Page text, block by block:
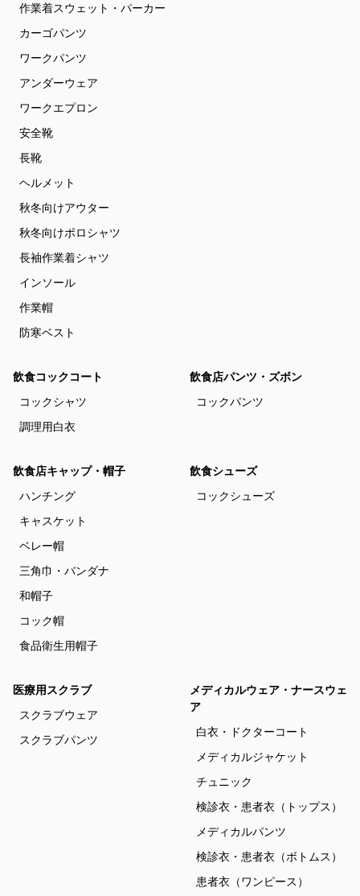
作業着スウェット・パーカー
カーゴパンツ
ワークパンツ
アンダーウェア
ワークエプロン
安全靴
長靴
ヘルメット
秋冬向けアウター
秋冬向けポロシャツ
長袖作業着シャツ
インソール
作業帽
防寒ベスト
飲食コックコート
コックシャツ
調理用白衣
飲食店パンツ・ズボン
コックパンツ
飲食店キャップ・帽子
ハンチング
キャスケット
ベレー帽
三角巾・バンダナ
和帽子
コック帽
食品衛生用帽子
飲食シューズ
コックシューズ
医療用スクラブ
スクラブウェア
スクラブパンツ
メディカルウェア・ナースウェ
ア
白衣・ドクターコート
メディカルジャケット
チュニック
検診衣・患者衣（トップス）
メディカルパンツ
検診衣・患者衣（ボトムス）
患者衣（ワンピース）